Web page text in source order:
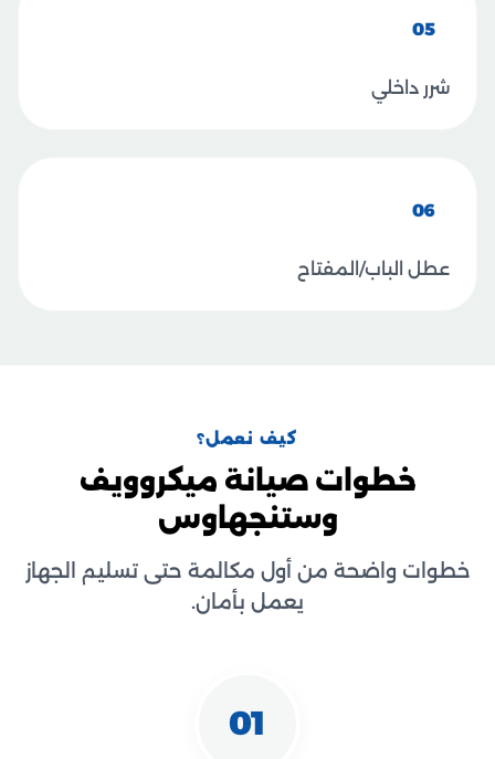
05
شرر داخلي
06
عطل الباب/المفتاح
كيف نعمل؟
خطوات صيانة ميكروويف
وستنجهاوس
خطوات واضحة من أول مكالمة حتى تسليم الجهاز
يعمل بأمان.
01